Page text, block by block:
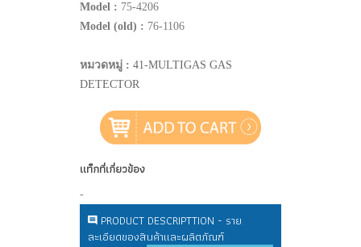
Model : 75-4206
Model (old) : 76-1106
หมวดหมู่ : 41-MULTIGAS GAS
DETECTOR
แท็กที่เกี่ยวข้อง
-
PRODUCT DESCRIPTTION - ราย
ละเอียดของสินค้าและผลิตภัณฑ์